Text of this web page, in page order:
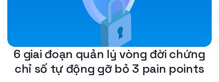
6 giai đoạn quản lý vòng đời chứng
chỉ số tự động gỡ bỏ 3 pain points